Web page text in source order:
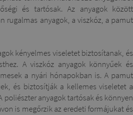
és tartósak. Az anyagok között
rugalmas anyagok, a viszkóz, a pamut
kényelmes viseletet biztosítanak, és
A viszkóz anyagok könnyűek és
a nyári hónapokban is. A pamut
és biztosítják a kellemes viseletet a
poliészter anyagok tartósak és könnyen
is megőrzik az eredeti formájukat és